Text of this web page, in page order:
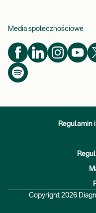
Media społecznościowe
Regulamin
Copyright 2026